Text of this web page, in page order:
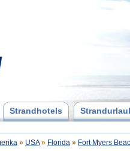
Strandhotels
» USA » Florida » Fort Myers